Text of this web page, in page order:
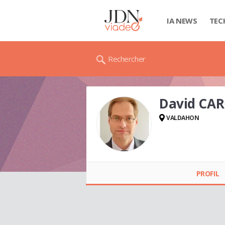
IA NEWS
Rechercher
David
VALDAHON
PROFIL